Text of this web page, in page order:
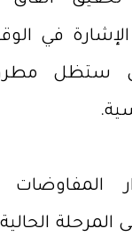
الإشارة في
ستظل
المفاوضات